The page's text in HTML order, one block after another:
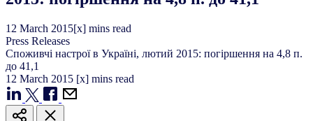
12 March 2015[x] mins read
Press Releases
Споживчі настрої в Україні, лютий 2015: погіршення на 4,8 п.
до 41,1
12 March 2015 [x] mins read